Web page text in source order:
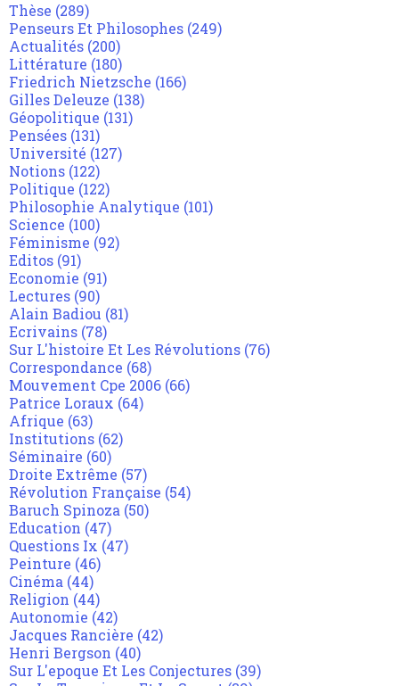
Thèse (289)
Penseurs Et Philosophes (249)
Actualités (200)
Littérature (180)
Friedrich Nietzsche (166)
Gilles Deleuze (138)
Géopolitique (131)
Pensées (131)
Université (127)
Notions (122)
Politique (122)
Philosophie Analytique (101)
Science (100)
Féminisme (92)
Editos (91)
Economie (91)
Lectures (90)
Alain Badiou (81)
Ecrivains (78)
Sur L'histoire Et Les Révolutions (76)
Correspondance (68)
Mouvement Cpe 2006 (66)
Patrice Loraux (64)
Afrique (63)
Institutions (62)
Séminaire (60)
Droite Extrême (57)
Révolution Française (54)
Baruch Spinoza (50)
Education (47)
Questions Ix (47)
Peinture (46)
Cinéma (44)
Religion (44)
Autonomie (42)
Jacques Rancière (42)
Henri Bergson (40)
Sur L'epoque Et Les Conjectures (39)